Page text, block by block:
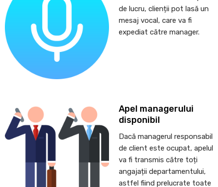
de lucru, clienții pot lasă un
mesaj vocal, care va fi
expediat către manager.
Apel managerului
disponibil
Dacă managerul responsabil
de client este ocupat, apelul
va fi transmis către toți
angajații departamentului,
astfel fiind prelucrate toate